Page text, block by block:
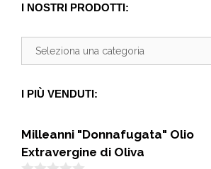
I NOSTRI PRODOTTI:
I PIÙ VENDUTI:
Milleanni "Donnafugata" Olio
Extravergine di Oliva